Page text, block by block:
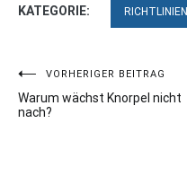
KATEGORIE: RICHTLINIEN
Beitragsnavigation
VORHERIGER BEITRAG
Warum wächst Knorpel nicht
nach?